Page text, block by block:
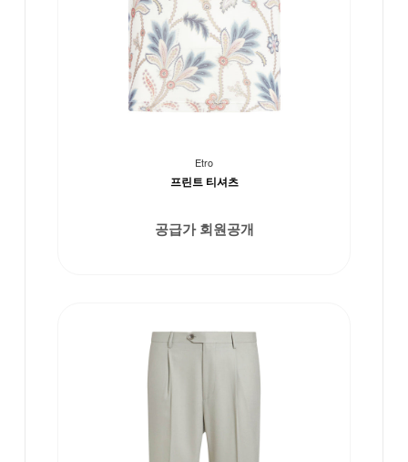
Etro
프린트 티셔츠
공급가 회원공개